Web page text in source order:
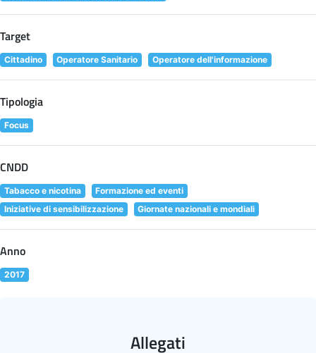
Target
Cittadino Operatore Sanitario Operatore dell'informazione
Tipologia
Focus
CNDD
Tabacco e nicotina
Formazione ed eventi
Iniziative di sensibilizzazione
Giornate nazionali e mondiali
Anno
2017
Allegati